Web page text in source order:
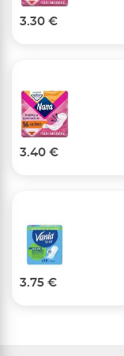
3.30 €
3.40 €
3.75 €